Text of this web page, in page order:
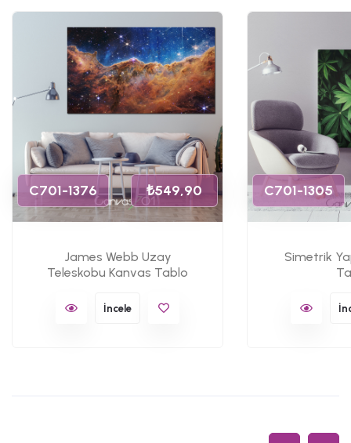
C701-1376 ₺549,90
James Webb Uzay
Teleskobu Kanvas Tablo
İncele
C701-1305
Simetrik